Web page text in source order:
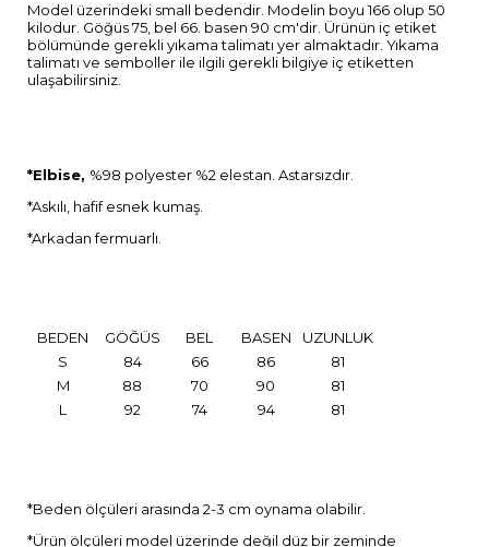
Model üzerindeki small bedendir. Modelin boyu 166 olup 50
kilodur. Göğüs 75, bel 66. basen 90 cm'dir. Ürünün iç etiket
bölümünde gerekli yıkama talimatı yer almaktadır. Yıkama
talimatı ve semboller ile ilgili gerekli bilgiye iç etiketten
ulaşabilirsiniz.
*Elbise, %98 polyester %2 elestan. Astarsızdır.
*Askılı, hafif esnek kumaş.
*Arkadan fermuarlı.
BEDEN GÖĞÜS BEL BASEN
UZUNLUK
S
84 66 86
81
M
88 70 90
81
L
92 74 94 81
*Beden ölçüleri arasında 2-3 cm oynama olabilir.
*Ürün ölçüleri model üzerinde değil düz bir zeminde